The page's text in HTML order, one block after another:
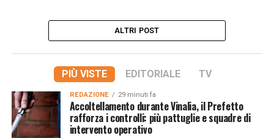
ALTRI POST
PIÙ VISTE EDITORIALE TV
REDAZIONE 29 minuti fa
Accoltellamento durante Vinalia, il Prefetto
rafforza i controlli: più pattuglie e squadre di
intervento operativo